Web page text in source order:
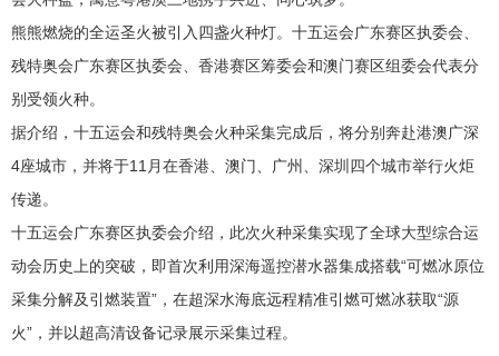
熊熊燃烧的全运圣火被引入四盏火种灯。十五运会广东赛区执委会、
残特奥会广东赛区执委会、香港赛区筹委会和澳门赛区组委会代表分
别受领火种。
据介绍，十五运会和残特奥会火种采集完成后，将分别奔赴港澳广深
4座城市，并将于11月在香港、澳门、广州、深圳四个城市举行火炬
传递。
十五运会广东赛区执委会介绍，此次火种采集实现了全球大型综合运
动会历史上的突破，即首次利用深海遥控潜水器集成搭载“可燃冰原位
采集分解及引燃装置”，在超深水海底远程精准引燃可燃冰获取“源
火”，并以超高清设备记录展示采集过程。